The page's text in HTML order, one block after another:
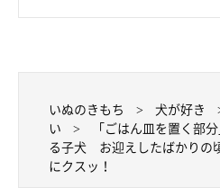
いぬのきもち 犬が好き
い
「ごはん皿を置く部
る子犬 お迎えしたばかりの
にクスッ！